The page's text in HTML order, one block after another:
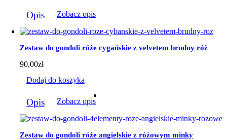
Opis Zobacz opis
Zestaw do gondoli róże cygańskie z velvetem brudny róż
90,00zł
Dodaj do koszyka
Opis Zobacz opis
Zestaw do gondoli róże angielskie z różowym minky